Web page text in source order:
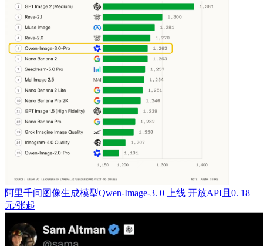
阿里千问图像生成模型Qwen-Image-3. 0 上线 开放API且0. 18
元/张起